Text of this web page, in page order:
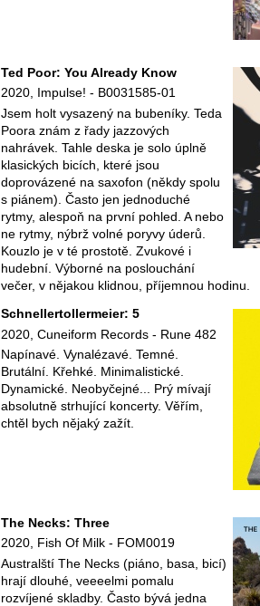
Ted Poor: You Already Know
2020, Impulse! - B0031585-01
Jsem holt vysazený na bubeníky. Teda
Poora znám z řady jazzových
nahrávek. Tahle deska je solo úplně
klasických bicích, které jsou
doprovázené na saxofon (někdy spolu
s piánem). Často jen jednoduché
rytmy, alespoň na první pohled. A nebo
ne rytmy, nýbrž volné poryvy úderů.
Kouzlo je v té prostotě. Zvukové i
hudební. Výborné na poslouchání
večer, v nějakou klidnou, příjemnou hodinu.
Schnellertollermeier: 5
2020, Cuneiform Records - Rune 482
Napínavé. Vynalézavé. Temné.
Brutální. Křehké. Minimalistické.
Dynamické. Neobyčejné... Prý mívají
absolutně strhující koncerty. Věřím,
chtěl bych nějaký zažít.
The Necks: Three
2020, Fish Of Milk - FOM0019
Australští The Necks (piáno, basa, bicí)
hrají dlouhé, veeeelmi pomalu
rozvíjené skladby. Často bývá jedna